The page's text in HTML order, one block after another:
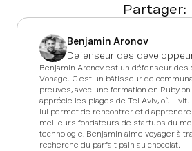
Partager:
Benjamin Aronov
Défenseur des
Benjamin Aronov est un défenseur des
Vonage. C'est un bâtisseur de
preuves, avec une formation en Ruby
apprécie les plages de Tel Aviv, où il vit.
lui permet de rencontrer et
meilleurs fondateurs de startups du
technologie, Benjamin aime voyager à
recherche du parfait pain au chocolat.